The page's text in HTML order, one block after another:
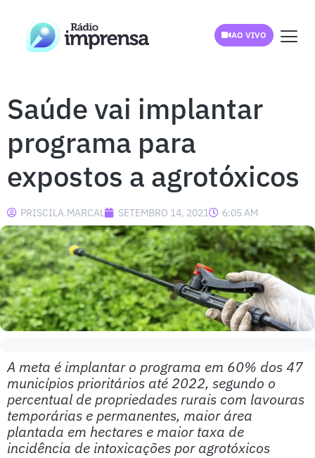
AO VIVO
Saúde vai implantar
programa para
expostos a agrotóxicos
PRISCILA.MARCAL SETEMBRO 14, 2021 6:05 AM
A meta é implantar o programa em 60% dos 47
municípios prioritários até 2022, segundo o
percentual de propriedades rurais com lavouras
temporárias e permanentes, maior área
plantada em hectares e maior taxa de
incidência de intoxicações por agrotóxicos